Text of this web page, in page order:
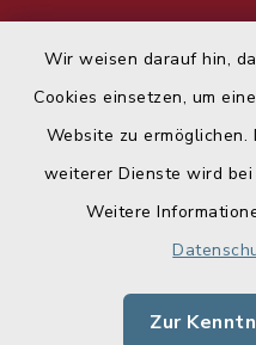
Wir weisen darauf hin,
Cookies einsetzen, um
Website zu
weiterer Dienste wird
Weitere
Zur
Cookie-